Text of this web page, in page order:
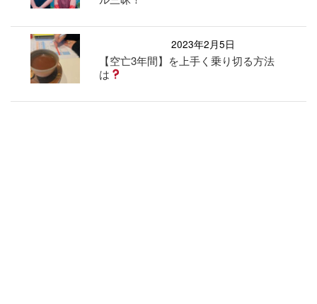
2023年2月5日
【空亡3年間】を上手く乗り切る方法
は